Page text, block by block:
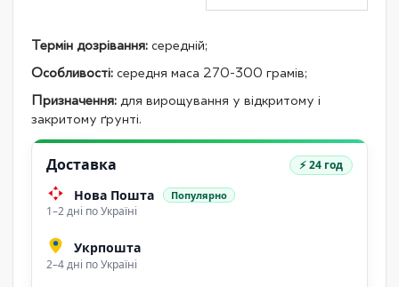
Термін дозрівання: середній;
Особливості: середня маса 270-300 грамів;
Призначення: для вирощування у відкритому і
закритому ґрунті.
Доставка ⚡ 24 год
Нова Пошта Популярно
1–2 дні по Україні
Укрпошта
2–4 дні по Україні